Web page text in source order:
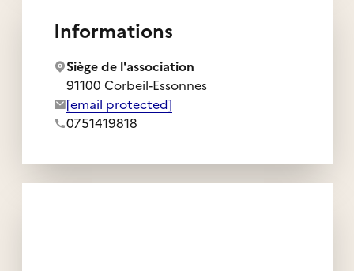
Informations
Siège de l'association
91100 Corbeil-Essonnes
Adresse e-mail de l'association :
[email protected]
Numéro de téléphone de l'association :
0751419818